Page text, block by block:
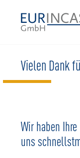
Vielen Dank
Wir haben
uns